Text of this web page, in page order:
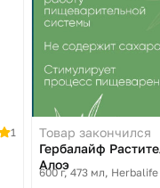
1
Товар закончился
Гербалайф
Алоэ
600 г, 473 мл Herbalife